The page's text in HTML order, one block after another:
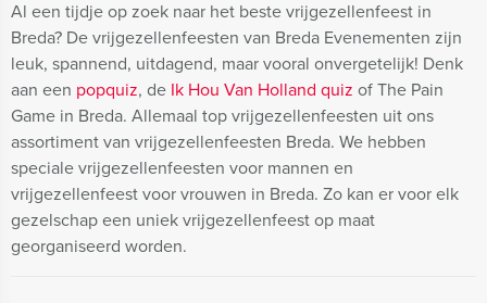
Al een tijdje op zoek naar het beste vrijgezellenfeest in
Breda? De vrijgezellenfeesten van Breda Evenementen zijn
leuk, spannend, uitdagend, maar vooral onvergetelijk! Denk
aan een popquiz, de Ik Hou Van Holland quiz of The Pain
Game in Breda. Allemaal top vrijgezellenfeesten uit ons
assortiment van vrijgezellenfeesten Breda. We hebben
speciale vrijgezellenfeesten voor mannen en
vrijgezellenfeest voor vrouwen in Breda. Zo kan er voor elk
gezelschap een uniek vrijgezellenfeest op maat
georganiseerd worden.